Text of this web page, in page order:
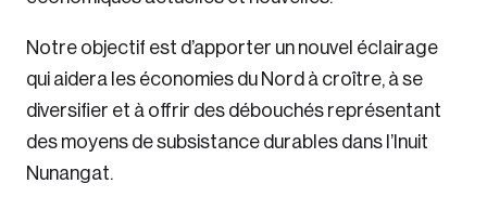
Notre objectif est d’apporter un nouvel éclairage
qui aidera les économies du Nord à croître, à se
diversifier et à offrir des débouchés représentant
des moyens de subsistance durables dans l’Inuit
Nunangat.